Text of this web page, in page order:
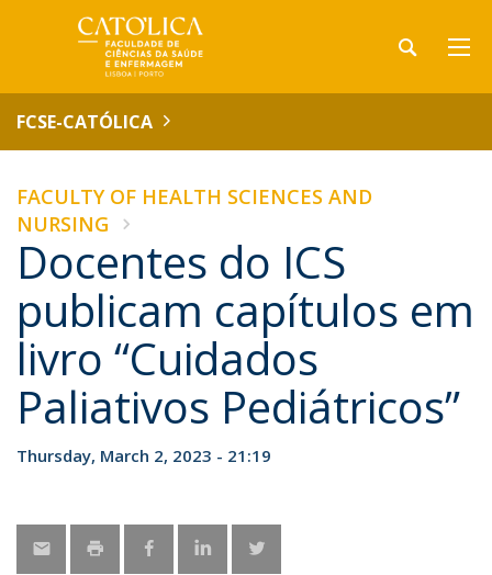
FCSE-CATÓLICA
FACULTY OF HEALTH SCIENCES AND
NURSING
Docentes do ICS
publicam capítulos em
livro “Cuidados
Paliativos Pediátricos”
Thursday, March 2, 2023 - 21:19